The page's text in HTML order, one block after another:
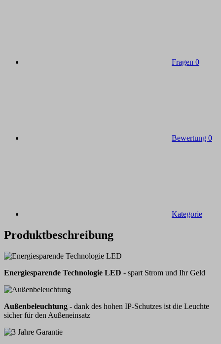
Fragen 0
Bewertung 0
Kategorie
Produktbeschreibung
Energiesparende Technologie LED - spart Strom und Ihr Geld
Außenbeleuchtung - dank des hohen IP-Schutzes ist die Leuchte
sicher für den Außeneinsatz